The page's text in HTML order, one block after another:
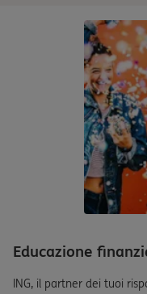
Educazione
ING, il partner dei tuoi